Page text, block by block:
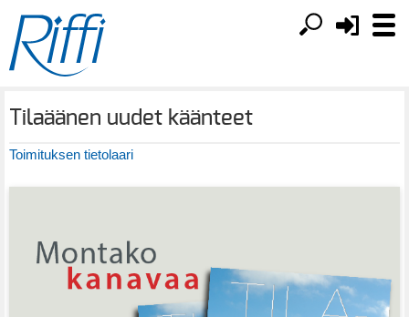
Tilaäänen uudet käänteet
Toimituksen tietolaari